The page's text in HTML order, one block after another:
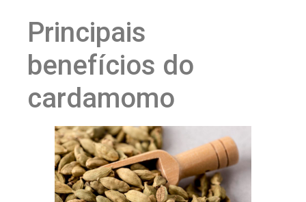
Principais
benefícios do
cardamomo